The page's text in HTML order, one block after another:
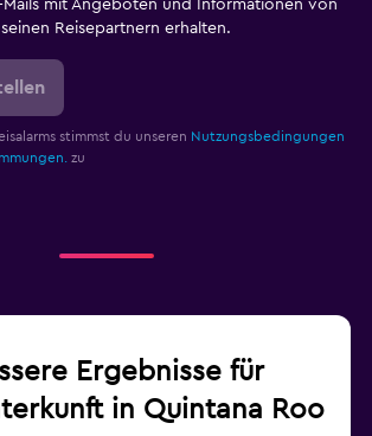
Mails mit Angeboten und Informationen von
Reisepartnern erhalten.
stimmst du unseren Nutzungsbedingungen
zu
Ergebnisse für
in Quintana Roo